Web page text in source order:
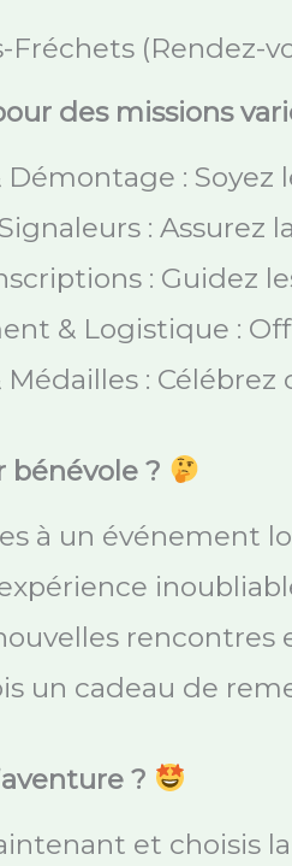
(Rendez-
des missions
Démontage :
: Assurez
: Guidez
& Logistique :
Médailles :
bénévole ?
à un événement
rencontres
un cadeau de
?
et choisis